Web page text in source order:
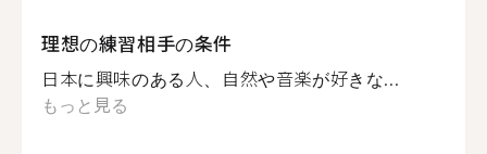
理想の練習相手の条件
日本に興味のある人、自然や音楽が好きな...
もっと見る